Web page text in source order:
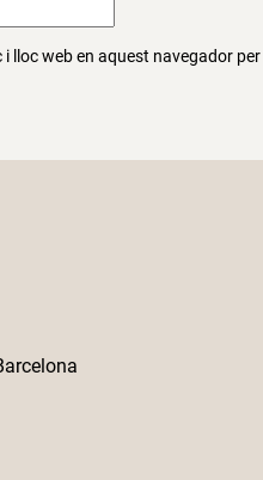
lloc web en aquest navegador per